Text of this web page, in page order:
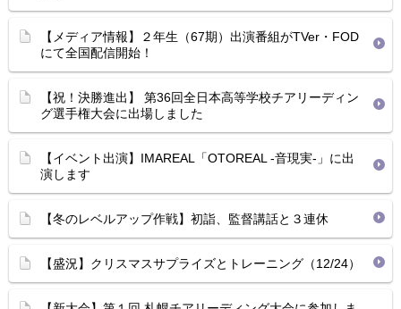
【メディア情報】２年生（67期）出演番組がTVer・FOD
にて全国配信開始！
【祝！決勝進出】 第36回全日本高等学校チアリーディン
グ選手権大会に出場しました
【イベント出演】IMAREAL「OTOREAL -音現実-」に出
演します
【冬のレベルアップ作戦】初詣、監督講話と３連休
【盛況】クリスマスサプライズとトレーニング（12/24）